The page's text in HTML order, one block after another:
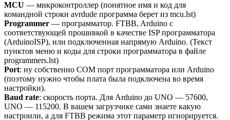
MCU — микроконтроллер (понятное имя и код для
командной строки avrdude программа берет из mcu.lst)
Programmer — программатор. FTBB, Arduino с
соответствующей прошивкой в качестве ISP программатора
(ArduinoISP), или подключенная напрямую Arduino. (Текст
пунктов меню и коды для строки программатора в файле
programmers.lst)
Port: ну собственно COM порт программатора или Arduino
(поэтому нужно чтобы плата была подключена во время
настройки).
Baud rate: скорость порта. Для Arduino до UNO — 57600,
UNO — 115200. В вашем загрузчике сами знаете какую
настроили, а для FTBB режима этот параметр игнорируется.